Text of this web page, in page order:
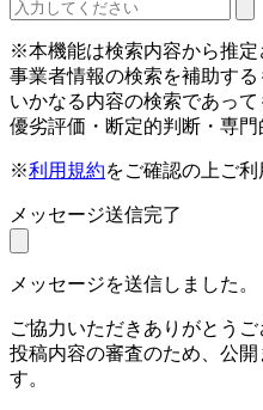
※本機能は検索内容から推定
事業者情報の検索を補助する
いかなる内容の検索であっ
優劣評価・断定的判断・専門
※利用規約をご確認の上ご
メッセージ送信完了
メッセージを送信しました。
ご協力いただきありがとうご
投稿内容の審査のため、公
す。